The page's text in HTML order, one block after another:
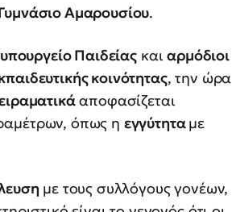
Αμαρουσίου.
υπουργείο Παιδείας καιαρμόδιοι
κοινότητας, την ώρα
αποφασίζεται
όπως η εγγύτηταμε
με τους συλλόγους γονέων,